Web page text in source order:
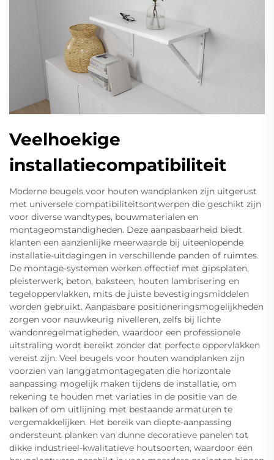
Veelhoekige
installatiecompatibiliteit
Moderne beugels voor houten wandplanken zijn uitgerust
met universele compatibiliteitsontwerpen die geschikt zijn
voor diverse wandtypes, bouwmaterialen en
montageomstandigheden. Deze aanpasbaarheid biedt
klanten een aanzienlijke meerwaarde bij uiteenlopende
installatie-uitdagingen in verschillende panden of ruimtes.
De montage-systemen werken effectief met gipsplaten,
pleisterwerk, beton, baksteen, houten lambrisering en
tegeloppervlakken, mits de juiste bevestigingsmiddelen
worden gebruikt. Aanpasbare positioneringsmogelijkheden
zorgen voor nauwkeurig nivelleren, zelfs bij lichte
wandonregelmatigheden, waardoor een professionele
uitstraling wordt bereikt zonder dat perfecte oppervlakken
vereist zijn. Veel beugels voor houten wandplanken zijn
voorzien van langgatmontagegaten die horizontale
aanpassing mogelijk maken tijdens de installatie, om
rekening te houden met variaties in de positie van de
balken of om uitlijning met bestaande armaturen te
vergemakkelijken. Het bereik van diepte-aanpassing
ondersteunt planken van dunne decoratieve panelen tot
dikke industrieel-kwalitatieve houtsoorten, waardoor één